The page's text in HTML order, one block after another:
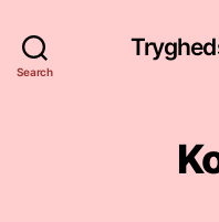
Search